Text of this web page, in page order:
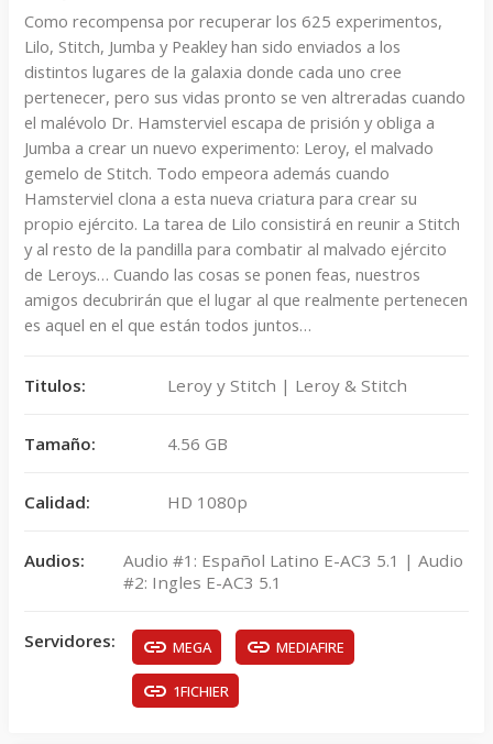
Como recompensa por recuperar los 625 experimentos,
Lilo, Stitch, Jumba y Peakley han sido enviados a los
distintos lugares de la galaxia donde cada uno cree
pertenecer, pero sus vidas pronto se ven altreradas cuando
el malévolo Dr. Hamsterviel escapa de prisión y obliga a
Jumba a crear un nuevo experimento: Leroy, el malvado
gemelo de Stitch. Todo empeora además cuando
Hamsterviel clona a esta nueva criatura para crear su
propio ejército. La tarea de Lilo consistirá en reunir a Stitch
y al resto de la pandilla para combatir al malvado ejército
de Leroys… Cuando las cosas se ponen feas, nuestros
amigos decubrirán que el lugar al que realmente pertenecen
es aquel en el que están todos juntos…
Titulos: Leroy y Stitch | Leroy & Stitch
Tamaño: 4.56 GB
Calidad: HD 1080p
Audios:
Audio #1: Español Latino E-AC3 5.1 | Audio
#2: Ingles E-AC3 5.1
Servidores: MEGA MEDIAFIRE
1FICHIER